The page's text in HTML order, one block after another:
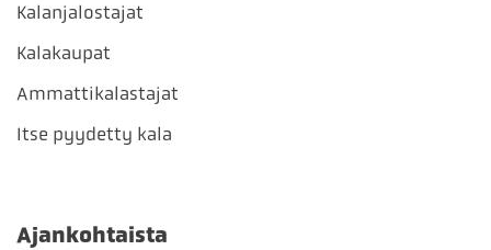
Kalanjalostajat
Kalakaupat
Ammattikalastajat
Itse pyydetty kala
Ajankohtaista